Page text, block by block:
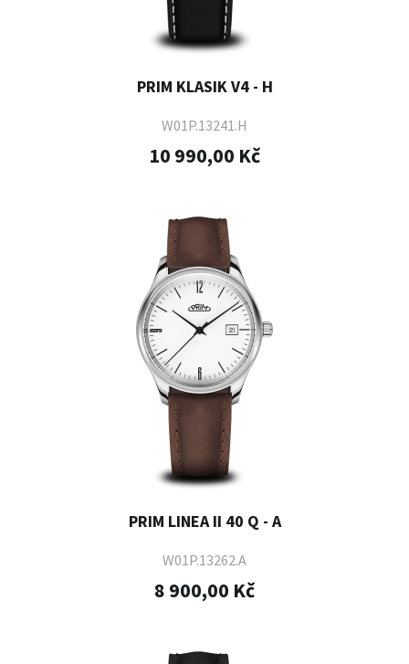
PRIM KLASIK V4 - H
W01P.13241.H
10 990,00 Kč
PRIM LINEA II 40 Q - A
W01P.13262.A
8 900,00 Kč